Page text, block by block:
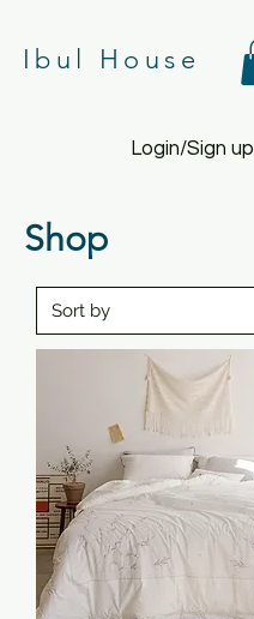
Ibul House
Login/Sign up
Shop